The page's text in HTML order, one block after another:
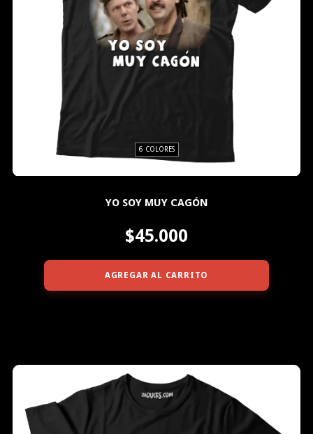
6 COLORES
YO SOY MUY CAGÓN
$45.000
AGREGAR AL CARRITO